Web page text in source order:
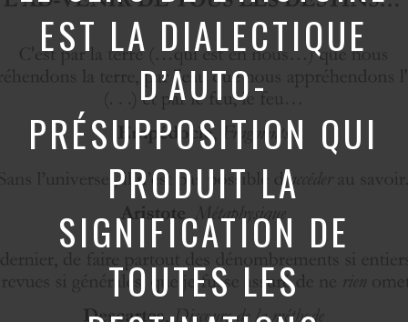
EST LA DIALECTIQUE
D’AUTO-
PRÉSUPPOSITION QUI
PRODUIT LA
SIGNIFICATION DE
TOUTES LES